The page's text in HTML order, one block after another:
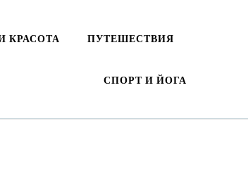
КРАСОТА ПУТЕШЕСТВИЯ
СПОРТ И ЙОГА